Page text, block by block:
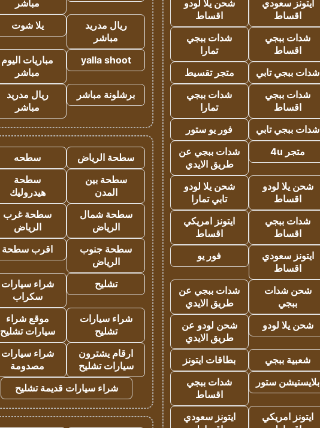
ايتونز سعودي
اقساط
شحن يلا لودو
اقساط
شدات ببجي
اقساط
شدات ببجي
تمارا
شدات ببجي تابي
متجر تقسيط
شدات ببجي
اقساط
شدات ببجي
تمارا
شدات ببجي تابي
فور يو ستور
متجر 4u
شدات ببجي عن
طريق الايدي
شحن يلا لودو
اقساط
شحن يلا لودو
تابي تمارا
شدات ببجي
اقساط
ايتونز امريكي
اقساط
ايتونز سعودي
اقساط
فور يو
شحن شدات
ببجي
شدات ببجي عن
طريق الايدي
شحن يلا لودو
شحن لودو عن
طريق الايدي
شعبية ببجي
بطاقات ايتونز
بلايستيشن ستور
شدات ببجي
اقساط
ايتونز امريكي
ايتونز سعودي
مباشر
ريال مدريد
مباشر
يلا شوت
yalla shoot
مباريات اليوم
مباشر
برشلونة مباشر
ريال مدريد
مباشر
سطحة الرياض
سطحه
سطحة بين
المدن
سطحة
هيدروليك
سطحة شمال
الرياض
سطحة غرب
الرياض
سطحة جنوب
الرياض
اقرب سطحة
تشليح
شراء سيارات
سكراب
شراء سيارات
تشليح
موقع شراء
سيارات تشليح
ارقام يشترون
سيارات تشليح
شراء سيارات
مصدومة
شراء سيارات قديمة تشليح